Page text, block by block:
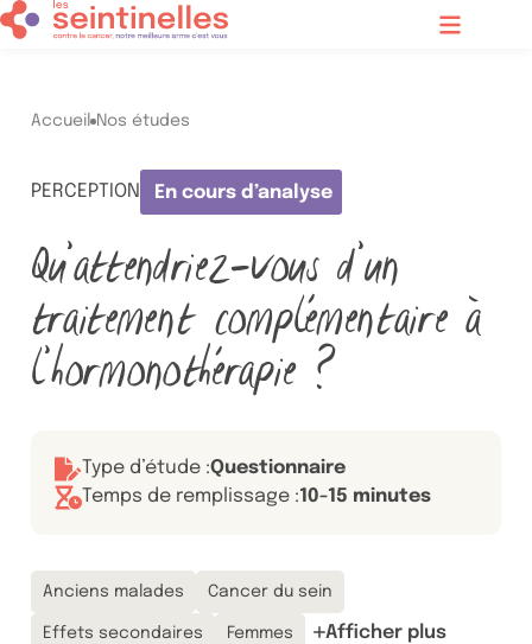
Contenu principal
Menu
Accueil Nos études
PERCEPTION Statut
En cours d’analyse
Qu’attendriez-vous d’un
traitement complémentaire à
l’hormonothérapie ?
Type d’étude :Questionnaire
Temps de remplissage :10-15 minutes
Thématiques associées :
Anciens malades Cancer du sein
Effets secondaires Femmes Afficher plus